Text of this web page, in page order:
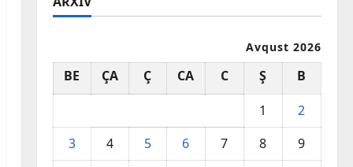
Avqust 2026
BE ÇA Ç CA C Ş
B
1
2
3
4 5 6 7 8
9